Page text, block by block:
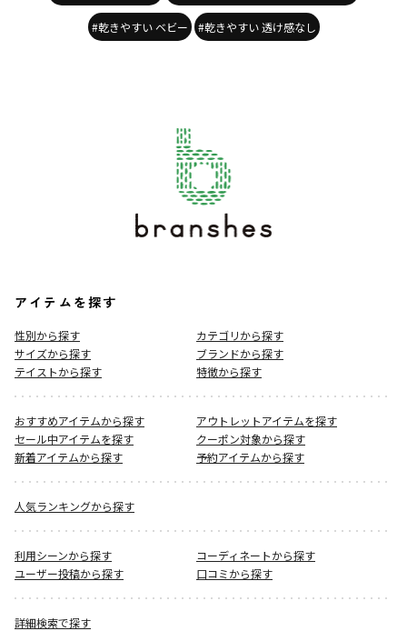
#乾きやすい ベビー #乾きやすい 透け感なし
アイテムを探す
性別から探す
カテゴリから探す
サイズから探す
ブランドから探す
テイストから探す
特徴から探す
おすすめアイテムから探す
アウトレットアイテムを探す
セール中アイテムを探す
クーポン対象から探す
新着アイテムから探す
予約アイテムから探す
人気ランキングから探す
利用シーンから探す
コーディネートから探す
ユーザー投稿から探す
口コミから探す
詳細検索で探す